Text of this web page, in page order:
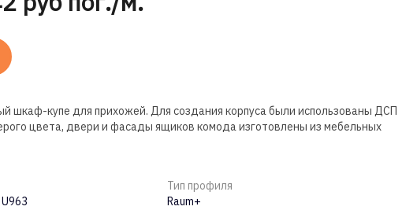
шкаф-купе для прихожей. Для создания корпуса были использованы ДСП
цвета, двери и фасады ящиков комода изготовлены из мебельных
Тип профиля
Raum+